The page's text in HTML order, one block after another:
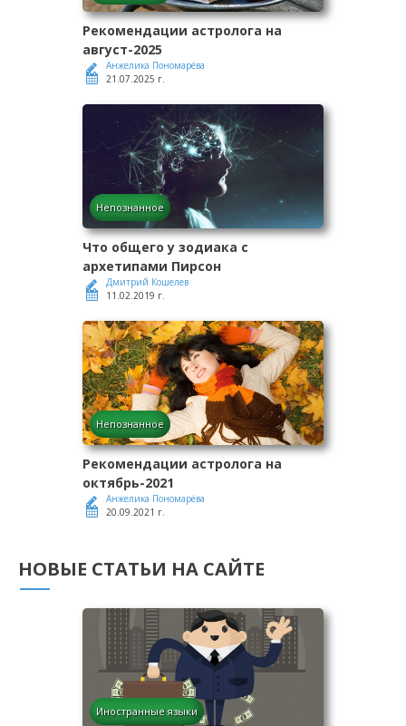
Рекомендации астролога на
август-2025
Анжелика Пономарёва
21.07.2025 г.
Непознанное
Что общего у зодиака с
архетипами Пирсон
Дмитрий Кошелев
11.02.2019 г.
Непознанное
Рекомендации астролога на
октябрь-2021
Анжелика Пономарёва
20.09.2021 г.
НОВЫЕ СТАТЬИ НА САЙТЕ
Иностранные языки